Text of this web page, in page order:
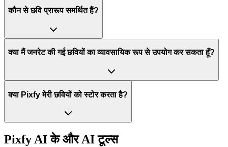
कौन से छवि प्रारूप समर्थित हैं?
क्या मैं जनरेट की गई छवियों का व्यावसायिक रूप से उपयोग कर सकता हूँ?
क्या Pixfy मेरी छवियों को स्टोर करता है?
Pixfy AI के और AI टूल्स